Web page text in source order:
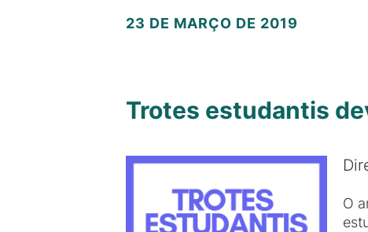
23 DE MARÇO DE 2019
Trotes estudantis
O